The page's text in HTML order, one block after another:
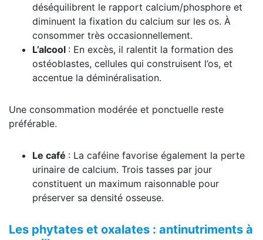
déséquilibrent le rapport calcium/phosphore et
diminuent la fixation du calcium sur les os. À
consommer très occasionnellement.
L’alcool : En excès, il ralentit la formation des
ostéoblastes, cellules qui construisent l’os, et
accentue la déminéralisation.
Une consommation modérée et ponctuelle reste
préférable.
Le café : La caféine favorise également la perte
urinaire de calcium. Trois tasses par jour
constituent un maximum raisonnable pour
préserver sa densité osseuse.
Les phytates et oxalates : antinutriments à